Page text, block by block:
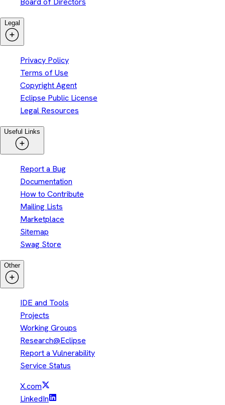
Legal
Privacy Policy
Terms of Use
Copyright Agent
Eclipse Public License
Legal Resources
Useful Links
Report a Bug
Documentation
How to Contribute
Mailing Lists
Marketplace
Sitemap
Swag Store
Other
IDE and Tools
Projects
Working Groups
Research@Eclipse
Report a Vulnerability
Service Status
X.com
LinkedIn